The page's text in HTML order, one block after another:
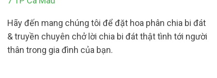
Hãy đến mang chúng tôi để đặt hoa phân chia bi đát
& truyền chuyên chở lời chia bi đát thật tình tới người
thân trong gia đình của bạn.